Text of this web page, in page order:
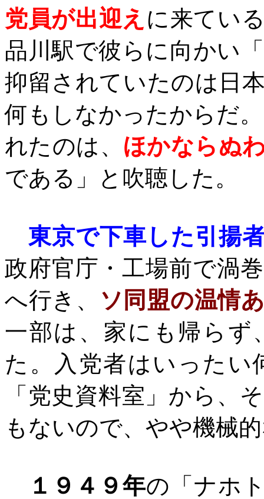
党員が出迎え に来てい
品川駅で彼らに向かい
抑留されていたのは日
何もしなかったからだ
れたのは、 ほかならぬ
である」と吹聴した。
東京で下車した引揚
政府官庁・工場前で渦
へ行き、 ソ同盟の温情
一部は、家にも帰らず
た。入党者はいったい
「党史資料室」から、
もないので、 やや機械
１９４９年の「ナホ